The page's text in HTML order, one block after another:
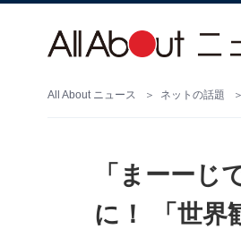
All About ニュース ネットの話題
「まーーじ
に！ 「世界